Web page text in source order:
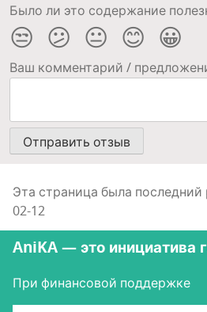
Было ли это содержание
😒 😕 😐 😊 😀
Ваш комментарий /
Эта страница была последний
02-12
AniKA — это инициатива
При финансовой поддержке